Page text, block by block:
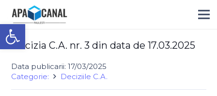
Deschide bara de unelte
Decizia C.A. nr. 3 din data de 17.03.2025
Data publicarii: 17/03/2025
Categorie:
Deciziile C.A.